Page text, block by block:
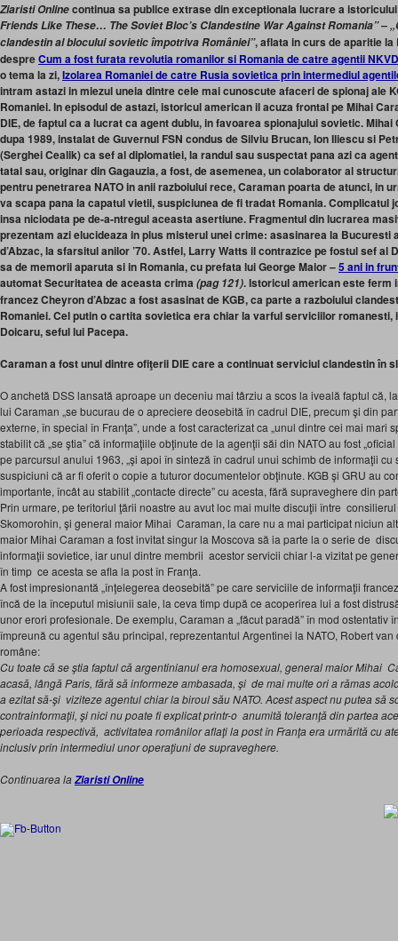
Ziaristi Onlinecontinua sa publice extrase din exceptionala lucrare a
Friends Like These… The Soviet Bloc’s Clandestine War Against Romania” –
clandestin al blocului sovietic împotriva României”, aflata in curs de aparitie la
despreCum a fost furata revolutia romanilor si Romania de catre agentii
otema la zi,Izolarea Romaniei de catre Rusia sovietica prin intermediul
intram astazi in miezul uneia dintre cele mai cunoscute afaceri de spionaj ale
Romaniei. In episodul de astazi, istoricul american il acuza frontal pe Mihai
DIE, de faptul ca a lucrat ca agent dublu, in favoarea spionajului sovietic.
dupa 1989, instalat de Guvernul FSN condus de Silviu Brucan, Ion Iliescu si
(Serghei Cealik) ca sef al diplomatiei, la randul sau suspectat pana azi ca
tatal sau, originar din Gagauzia, a fost, de asemenea, un colaborator al
pentru penetrarea NATO in anii razboiului rece, Caraman poarta de atunci, in
va scapa pana la capatul vietii,suspiciunea de fi tradat Romania. Complicatul
insa niciodata pe de-a-ntregul aceasta asertiune. Fragmentul din lucrarea
prezentam azi elucideaza in plus misterul unei crime: asasinarea la Bucuresti
d’Abzac, la sfarsitul anilor ’70. Astfel, Larry Watts il contrazice pe fostul sef al
sa de memorii aparuta si in Romania, cu prefata lui George Maior –5 ani in
automat Securitatea de aceasta crima (pag 121). Istoricul american este ferm
francezCheyron d’Abzac a fost asasinat de KGB, ca parte a razboiului
Romaniei.Cel putin o cartita sovietica era chiar la varful serviciilor romanesti,
Doicaru, seful lui Pacepa.
Caraman a fost unul dintre ofiţerii DIE care a continuat serviciul clandestin în
O anchetă DSS lansată aproape un deceniu mai târziu a scos la iveală faptul că,
lui Caraman „se bucurau de o apreciere deosebită în cadrul DIE, precum şi din
externe, în special în Franţa”, unde a fost caracterizat ca „unul dintre cei mai mari
stabilit că „se ştia” că informaţiile obţinute de la agenţii săi din NATO au fost
pe parcursul anului 1963, „şi apoi în sinteză în cadrul unui schimb de informaţii cu
suspiciuni că ar fi oferit o copie a tuturor documentelor obţinute. KGB şi GRU au
importante, încât au stabilit „contacte directe” cu acesta, fără supraveghere din
Prin urmare, pe teritoriul ţării noastre au avut loc mai multe discuţii între
Skomorohin, şi general maior Mihai Caraman, la care nu a mai participat niciun
maior Mihai Caraman a fost invitat singur la Moscova să ia parte la o serie de
informaţii sovietice, iar unul dintre membrii acestor servicii chiar l-a vizitat pe
în timp ce acesta se afla la post în Franţa.
A fost impresionantă „înţelegerea deosebită” pe care serviciile de informaţii
încă de la începutul misiunii sale, la ceva timp după ce acoperirea lui a fost
unor erori profesionale. De exemplu, Caraman a „făcut paradă” în mod ostentativ
împreună cu agentul său principal, reprezentantul Argentinei la NATO, Robert
române:
Cu toate că se ştia faptul că argentinianul era homosexual, general maior Mihai
acasă, lângă Paris, fără să informeze ambasada, şi de mai multe ori a rămas
a ezitat să-şi viziteze agentul chiar la biroul său NATO. Acest aspect nu putea să
contrainformaţii, şi nici nu poate fi explicat printr-o anumită toleranţă din partea
perioada respectivă, activitatea românilor aflaţi la post în Franţa era urmărită cu
inclusiv prin intermediul unor operaţiuni de supraveghere.
Continuarea laZiaristi Online